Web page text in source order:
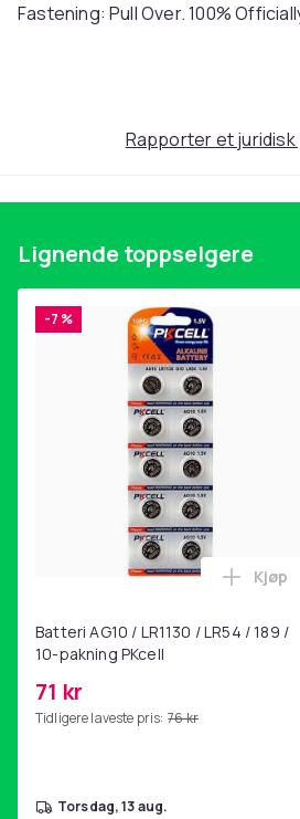
Fastening: Pull Over. 100%
Artikkel nr.
Produktsikkerhetsinformasjon
Rapporter et juridisk
Lignende toppselgere
-7 %
Batteri AG10 / LR1130 / LR54 / 189 /
10-pakning PKcell
71 kr
Tidligere laveste pris: 76 kr
Legg
Kjøp
torsdag, 13 aug.